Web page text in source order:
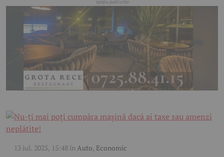
13 iul. 2025, 15:48 înAuto, Economic